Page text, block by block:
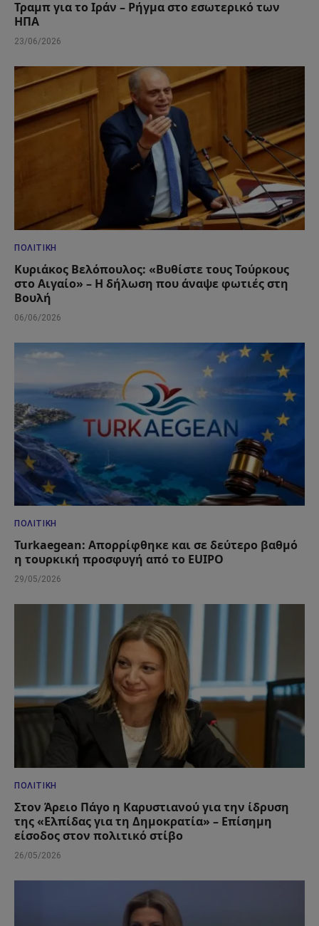
Τραμπ για το Ιράν – Ρήγμα στο εσωτερικό των
ΗΠΑ
23/06/2026
ΠΟΛΙΤΙΚΉ
Κυριάκος Βελόπουλος: «Βυθίστε τους Τούρκους
στο Αιγαίο» – Η δήλωση που άναψε φωτιές στη
Βουλή
06/06/2026
ΠΟΛΙΤΙΚΉ
Turkaegean: Απορρίφθηκε και σε δεύτερο βαθμό
η τουρκική προσφυγή από το EUIPO
29/05/2026
ΠΟΛΙΤΙΚΉ
Στον Άρειο Πάγο η Καρυστιανού για την ίδρυση
της «Ελπίδας για τη Δημοκρατία» – Επίσημη
είσοδος στον πολιτικό στίβο
26/05/2026